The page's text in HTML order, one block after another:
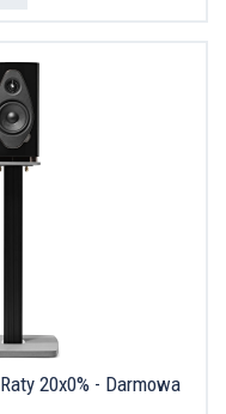
20x0% - Darmowa